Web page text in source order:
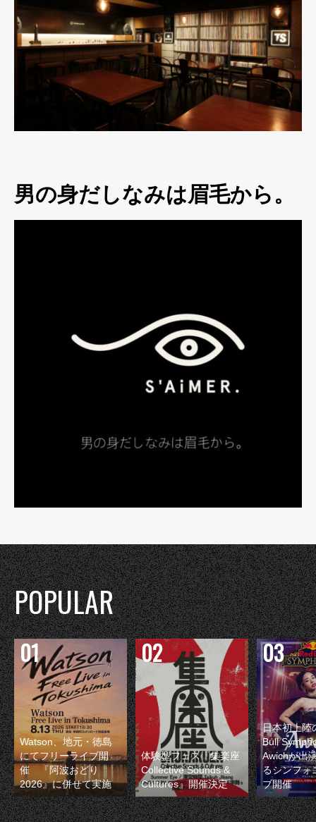
男の身だしなみは眉毛から。
POPULAR
Watson、地元・徳島
にてフリーライブ開
催 『阿波おどり
2026』に併せて実施
体験型フェス『集楽座
Collective Sounds &
Cultures』開催決定
日本初上陸
Bull
Awichが出
るシンフォ
ブ開催